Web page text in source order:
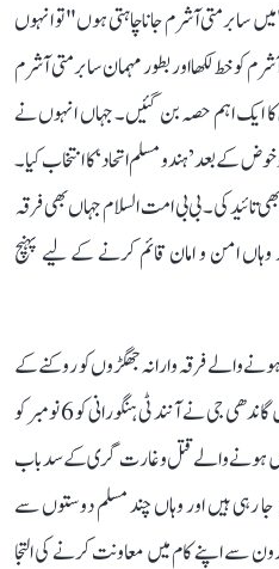
سابرمتی آشرم جانا چاہتی ہوں" تو انہوں
کو خط لکھا اور بطور مہمان سابرمتی آشرم
کا ایک اہم حصہ بن گئیں۔ جہاں انہوں نے
کے بعد ’ہندو مسلم اتحاد‘ کا انتخاب کیا۔
تائید کی۔ بی بی امت السلام جہاں بھی فرقہ
وہاں امن و امان قائم کرنے کے لیے پہنچ
رونما ہونے والے فرقہ وارانہ جھگڑوں کو روکنے کے
لیے رخت سفر باندھا، جس کے ضمن میں گاندھی جی نے آنند ٹی ہنگورانی کو 6 نومبر کو
ہونے والے قتل و غارت گری کے سدباب
رہی ہیں اور وہاں چند مسلم دوستوں سے
سے اپنے کام میں معاونت کرنے کی التجا